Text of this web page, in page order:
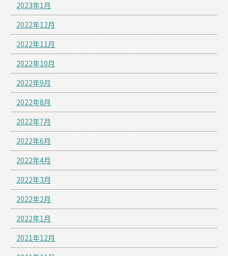
2023年1月
2022年12月
2022年11月
2022年10月
2022年9月
2022年8月
2022年7月
2022年6月
2022年4月
2022年3月
2022年2月
2022年1月
2021年12月